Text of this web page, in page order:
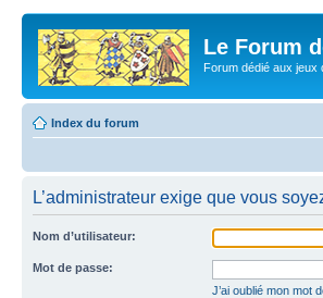
Le Forum
Forum dédié aux jeux
Index du forum
L’administrateur exige que vous
Nom d’utilisateur:
Mot de passe:
J’ai oublié mon mot